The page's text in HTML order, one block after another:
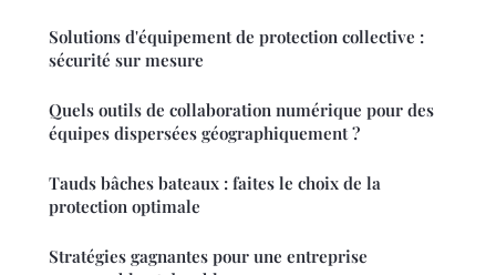
Solutions d'équipement de protection collective :
sécurité sur mesure
Quels outils de collaboration numérique pour des
équipes dispersées géographiquement ?
Tauds bâches bateaux : faites le choix de la
protection optimale
Stratégies gagnantes pour une entreprise